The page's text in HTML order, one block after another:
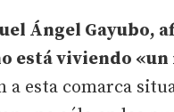
Ángel Gayubo,
está viviendo
a esta comarca